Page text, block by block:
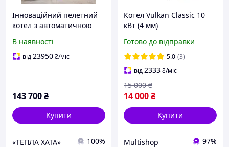
Інноваційний пелетний
котел з автоматичною
AUTO 5K 17 кВт (Кронас
АВТО 5К)
В наявності
від23950₴/міс
143 700₴
Купити
«ТЕПЛА ХАТА» 100%
Котел Vulkan Classic 10
кВт (4 мм)
утеплений MULTISHOP
Готово до відправки
5.0 (3)
від2333₴/міс
14 000₴
15 000 ₴
Купити
Multishop 97%